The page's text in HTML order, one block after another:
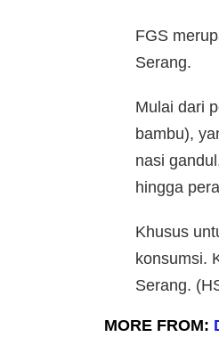
FGS
Serang.
Mulai dari
bambu),
nasi
hingga
Khusus
konsumsi.
Serang.
MORE FROM: